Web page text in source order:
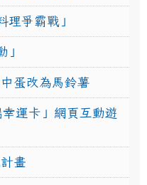
爭霸戰」
」
蛋改為馬鈴薯
運卡」網頁互動遊
畫